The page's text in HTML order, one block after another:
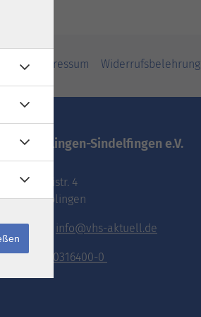
Impressum Widerrufsbelehrung
vhs.Böblingen-Sindelfingen e.V.
Pestalozzistr. 4
71032 Böblingen
E-Mail: info@vhs-aktuell.de
Tel.: 070316400-0